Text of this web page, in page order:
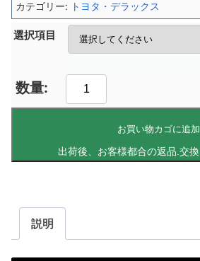
選択項目
お買い物カゴに追加
カテゴリー: トヨタ・デラックス
説明